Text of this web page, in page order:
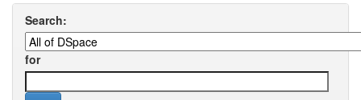
Search:
for